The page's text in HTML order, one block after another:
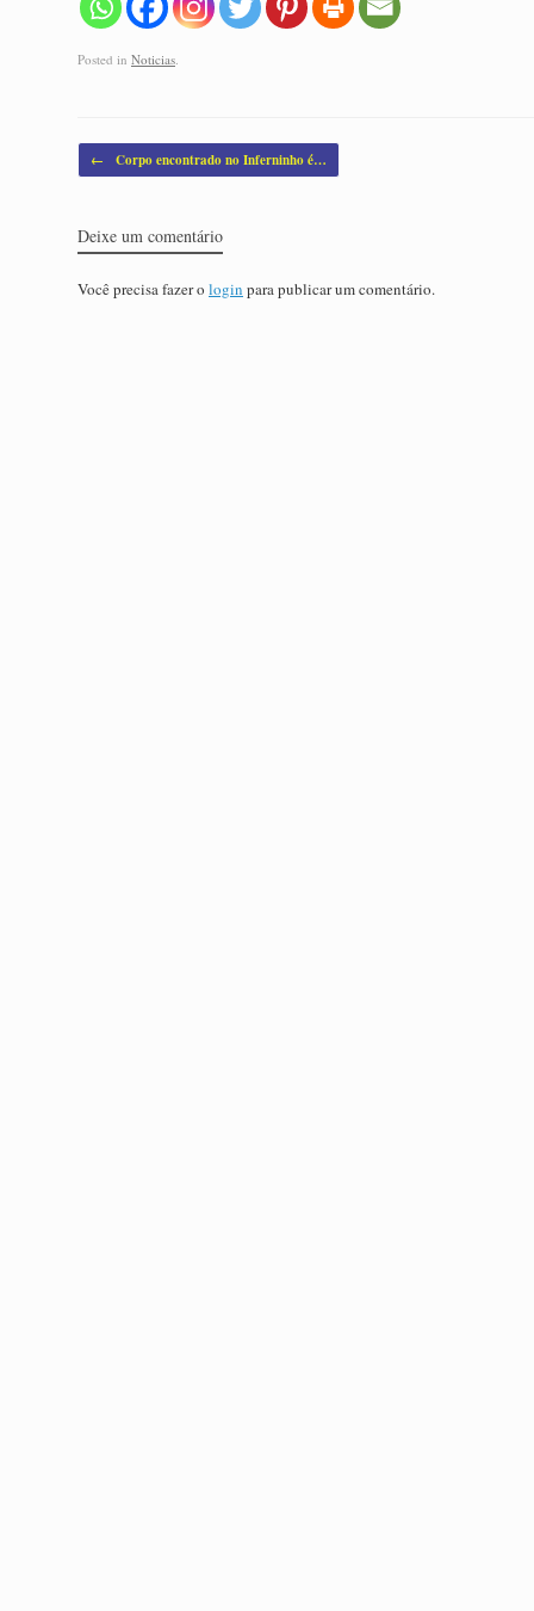
Posted in Noticias.
Post navigation
← Corpo encontrado no Inferninho é…
Deixe um comentário
Você precisa fazer o login para publicar um comentário.